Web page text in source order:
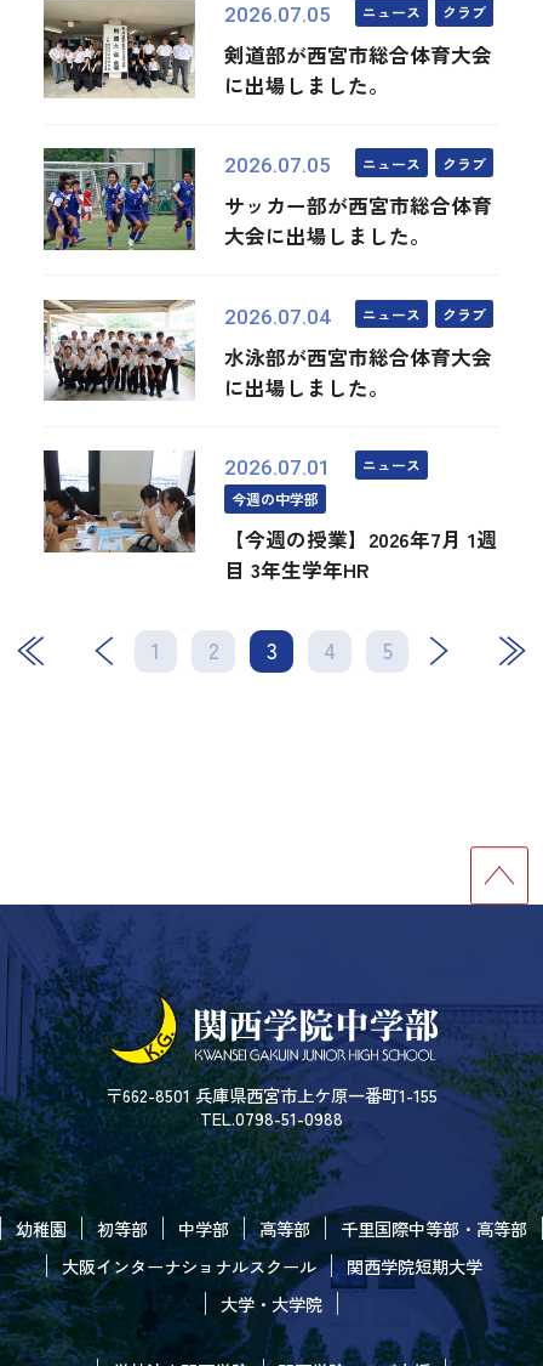
2026.07.05 ニュース クラブ
剣道部が西宮市総合体育大会
に出場しました。
2026.07.05 ニュース クラブ
サッカー部が西宮市総合体育
大会に出場しました。
2026.07.04 ニュース クラブ
水泳部が西宮市総合体育大会
に出場しました。
2026.07.01
ニュース
今週の中学部
【今週の授業】2026年7月 1週
目 3年生学年HR
1 2 3 4 5
次 最後
〒662-8501 兵庫県西宮市上ケ原一番町1-155
TEL.0798-51-0988
幼稚園 初等部 中学部 高等部
千里国際中等部・高等部
大阪インターナショナルスクール
関西学院短期大学
大学・大学院